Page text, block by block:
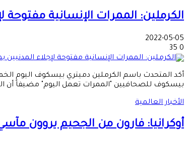
الكرملين: الممرات الإنسانية
2022-05-05
0
أكد المتحدث باسم الكرملين دميتري بيسكوف اليوم
بيسكوف للصحافيين "الممرات تعمل اليوم" مضيفاً أن
الأخبار العالمية
أوكرانيا: فارون من الجحيم يروون